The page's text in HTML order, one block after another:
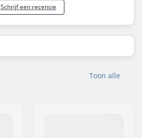
Schrijf een recensie
Toon alle